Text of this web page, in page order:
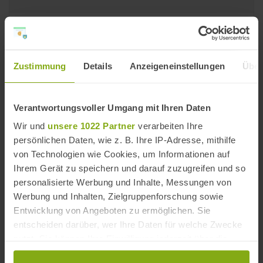
Zustimmung Details Anzeigeneinstellungen
Verantwortungsvoller Umgang mit Ihren Daten
Wir und unsere 1022 Partner verarbeiten Ihre
persönlichen Daten, wie z. B. Ihre IP-Adresse, mithilfe
von Technologien wie Cookies, um Informationen auf
Ihrem Gerät zu speichern und darauf zuzugreifen und so
personalisierte Werbung und Inhalte, Messungen von
Werbung und Inhalten, Zielgruppenforschung sowie
Entwicklung von Angeboten zu ermöglichen. Sie
entscheiden darüber, wer Ihre Daten für welche Zwecke
Cookie-Erklärung oder durch Klicken auf das Privacy
Muelle de las Delicias, s/n
41012 Sevilla
Provinz Sevilla, Andalusien
−